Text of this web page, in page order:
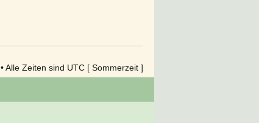
• Alle Zeiten sind UTC [ Sommerzeit ]